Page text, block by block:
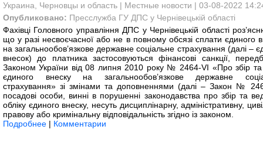
Украина, Черновцы и область | Местные новости | 03-08-2022
Опубликовано: Пресслужба ГУ ДПС у Чернівецькій області
Фахівці Головного управління ДПС у Чернівецькій області
що у разі несвоєчасної або не в повному обсязі сплати єдиного
на загальнообов’язкове державне соціальне страхування (далі –
внесок) до платника застосовуються фінансові санкції,
Законом України від 08 липня 2010 року № 2464-VI «Про збір та
єдиного внеску на загальнообов’язкове державне
страхування» зі змінами та доповненнями (далі – Закон №
посадові особи, винні в порушенні законодавства про збір та
обліку єдиного внеску, несуть дисциплінарну, адміністративну,
правову або кримінальну відповідальність згідно із законом.
Подробнее | Комментарии